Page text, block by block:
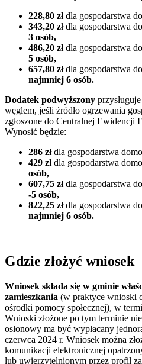
228,80 złdla gospodarstwa
343,20 zł dla gospodarstwa
3 osób,
486,20 złdla gospodarstwa
5 osób,
657,80 złdla gospodarstwa
najmniej 6 osób.
Dodatek podwyższony
węglem, jeśli źródło ogrzewania
zgłoszone do Centralnej Ewidencji
Wynosić będzie:
286 złdla gospodarstwa
429 złdla gospodarstwa
osób,
607,75 złdla gospodarstwa
-5 osób,
822,25 złdla gospodarstwa
najmniej 6 osób.
Gdzie złożyć wniosek
Wniosek składa się w gminie
zamieszkania (w praktyce wnioski
ośrodki pomocy społecznej), w
Wnioski złożone po tym terminie
osłonowy ma być wypłacany
czerwca 2024 r. Wniosek można
komunikacji elektronicznej
lub uwierzytelnionym przez profil